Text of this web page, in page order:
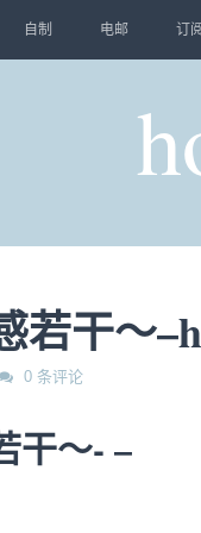
自制 电邮 订阅
若干～
0 条评论
干～- –